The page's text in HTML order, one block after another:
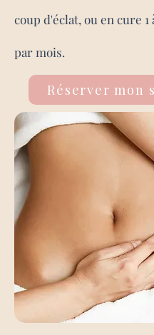
coup d'éclat, ou en cure 1
par mois.
Réserver mon